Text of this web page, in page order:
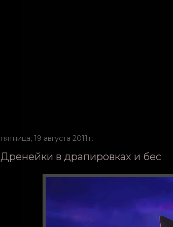
пятница, 19 августа 2011 г.
Дренейки в драпировках и бес